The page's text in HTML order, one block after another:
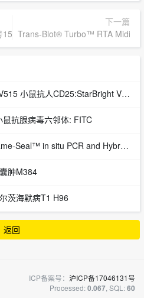
1522150
下一篇
Trans-Blot® Turbo™ RTA Midi
小鼠抗人CD25:StarBright Violet 515
抗腺病毒六邻体: FITC
Slide Chambers, 9 x 9 mm, 25 µl, Frame-Seal™ 伯乐代理
肿M384
茨海默病T1 H96
返回
ICP备案号： 沪ICP备17046131号
Processed:0.067, SQL:60